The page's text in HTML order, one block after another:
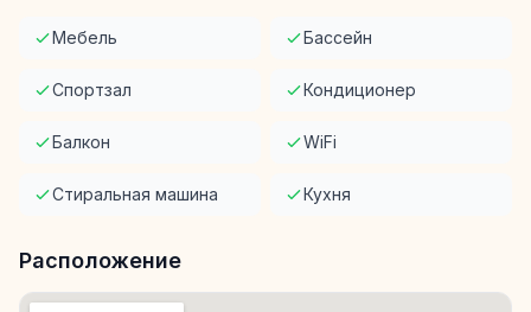
Мебель Бассейн
Спортзал Кондиционер
Балкон WiFi
Стиральная машина Кухня
Расположение